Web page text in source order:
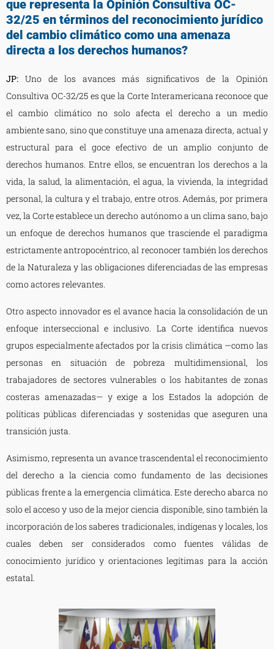
que representa la Opinión Consultiva OC-
32/25 en términos del reconocimiento jurídico
del cambio climático como una amenaza
directa a los derechos humanos?
JP: Uno de los avances más significativos de la Opinión
Consultiva OC-32/25 es que la Corte Interamericana reconoce que
el cambio climático no solo afecta el derecho a un medio
ambiente sano, sino que constituye una amenaza directa, actual y
estructural para el goce efectivo de un amplio conjunto de
derechos humanos. Entre ellos, se encuentran los derechos a la
vida, la salud, la alimentación, el agua, la vivienda, la integridad
personal, la cultura y el trabajo, entre otros. Además, por primera
vez, la Corte establece un derecho autónomo a un clima sano, bajo
un enfoque de derechos humanos que trasciende el paradigma
estrictamente antropocéntrico, al reconocer también los derechos
de la Naturaleza y las obligaciones diferenciadas de las empresas
como actores relevantes.
Otro aspecto innovador es el avance hacia la consolidación de un
enfoque interseccional e inclusivo. La Corte identifica nuevos
grupos especialmente afectados por la crisis climática —como las
personas en situación de pobreza multidimensional, los
trabajadores de sectores vulnerables o los habitantes de zonas
costeras amenazadas— y exige a los Estados la adopción de
políticas públicas diferenciadas y sostenidas que aseguren una
transición justa.
Asimismo, representa un avance trascendental el reconocimiento
del derecho a la ciencia como fundamento de las decisiones
públicas frente a la emergencia climática. Este derecho abarca no
solo el acceso y uso de la mejor ciencia disponible, sino también la
incorporación de los saberes tradicionales, indígenas y locales, los
cuales deben ser considerados como fuentes válidas de
conocimiento jurídico y orientaciones legítimas para la acción
estatal.